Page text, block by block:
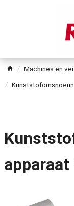
Machines en
apparaat